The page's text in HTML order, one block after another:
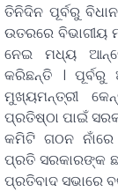
ତିନିଦିନ ପୂର୍ବରୁ
ଉତରରେ ବିଭାଗୀୟ
ନେଇ ମଧ୍ୟ
କରିଛନ୍ତି । ପୂର୍ବରୁ
ମୁଖ୍ୟମନ୍ତ୍ରୀ
ପ୍ରତିଷ୍ଠା ପାଇଁ
କମିଟି ଗଠନ ନାଁରେ
ପ୍ରତି ସରକାରଙ୍କ
ପ୍ରତିବାଦ ସଭାରେ